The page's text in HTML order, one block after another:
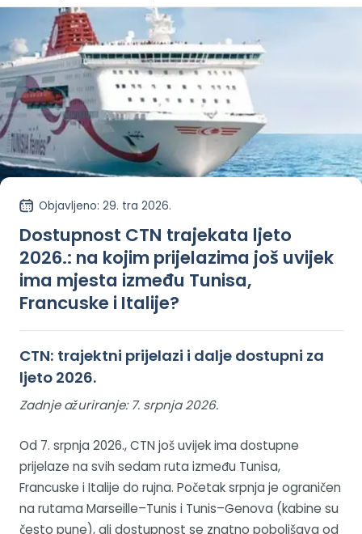
Objavljeno: 29. tra 2026.
Dostupnost CTN trajekata ljeto
2026.: na kojim prijelazima još uvijek
ima mjesta između Tunisa,
Francuske i Italije?
CTN: trajektni prijelazi i dalje dostupni za
ljeto 2026.
Zadnje ažuriranje: 7. srpnja 2026.
Od 7. srpnja 2026., CTN još uvijek ima dostupne
prijelaze na svih sedam ruta između Tunisa,
Francuske i Italije do rujna. Početak srpnja je ograničen
na rutama Marseille–Tunis i Tunis–Genova (kabine su
često pune), ali dostupnost se znatno poboljšava od